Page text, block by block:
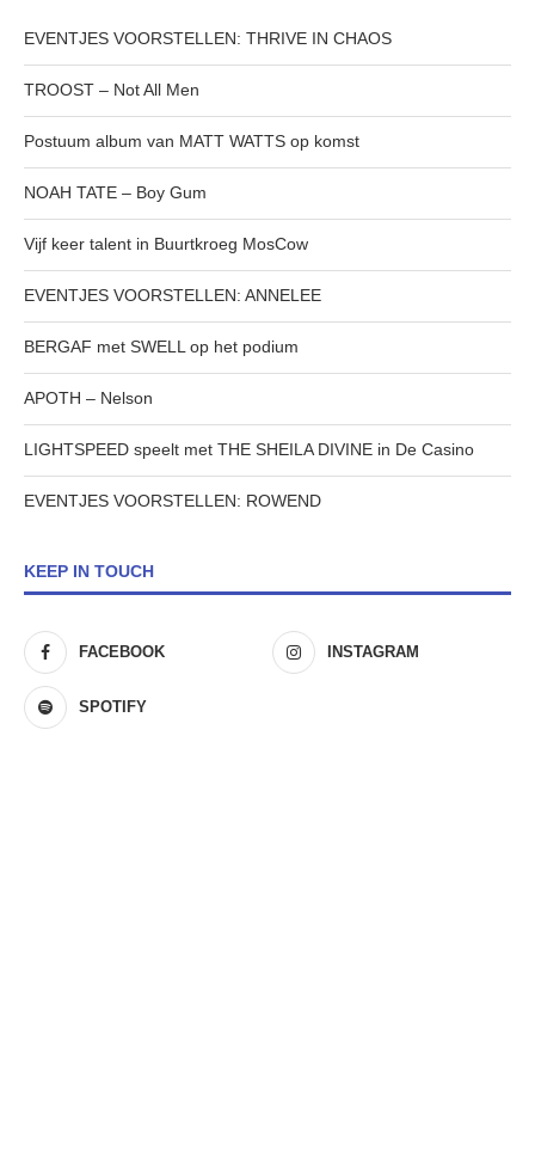
EVENTJES VOORSTELLEN: THRIVE IN CHAOS
TROOST – Not All Men
Postuum album van MATT WATTS op komst
NOAH TATE – Boy Gum
Vijf keer talent in Buurtkroeg MosCow
EVENTJES VOORSTELLEN: ANNELEE
BERGAF met SWELL op het podium
APOTH – Nelson
LIGHTSPEED speelt met THE SHEILA DIVINE in De Casino
EVENTJES VOORSTELLEN: ROWEND
KEEP IN TOUCH
FACEBOOK INSTAGRAM
SPOTIFY